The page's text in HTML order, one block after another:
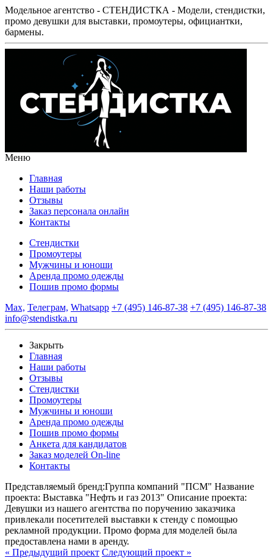
Модельное агентство - СТЕНДИСТКА - Модели, стендистки,
промо девушки для выставки, промоутеры, официантки,
бармены.
Меню
Главная
Наши работы
Отзывы
Заказ персонала онлайн
Контакты
Стендистки
Промоутеры
Мужчины и юноши
Аренда промо одежды
Пошив промо формы
Max, Телеграм, Whatsapp +7 (495) 146-87-38 +7 (495) 146-87-38
info@stendistka.ru
Закрыть
Главная
Наши работы
Отзывы
Стендистки
Промоутеры
Мужчины и юноши
Аренда промо одежды
Пошив промо формы
Анкета для кандидатов
Заказ моделей On-line
Контакты
Представляемый бренд:Группа компаний "ПСМ" Название
проекта: Выставка "Нефть и газ 2013" Описание проекта:
Девушки из нашего агентства по поручению заказчика
привлекали посетителей выставки к стенду с помощью
рекламной продукции. Промо форма для моделей была
предоставлена нами в аренду.
« Предыдущий проект Следующий проект »